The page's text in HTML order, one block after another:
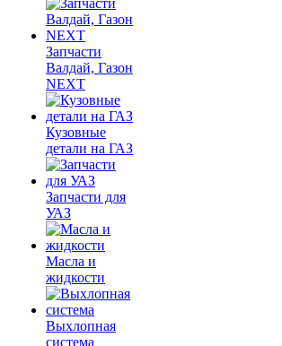
Запчасти
Валдай, Газон
NEXT
Кузовные
детали на ГАЗ
Запчасти для
УАЗ
Масла и
жидкости
Выхлопная
система